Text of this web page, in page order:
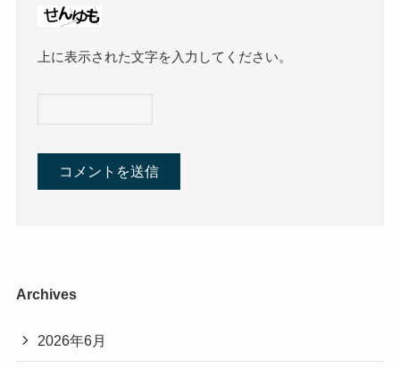
上に表示された文字を入力してください。
Archives
2026年6月